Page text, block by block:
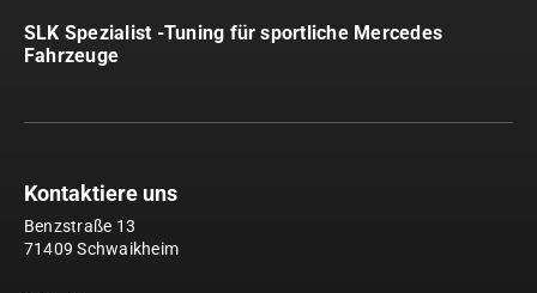
SLK Spezialist -Tuning für sportliche Mercedes
Fahrzeuge
Kontaktiere uns
Benzstraße 13
71409 Schwaikheim